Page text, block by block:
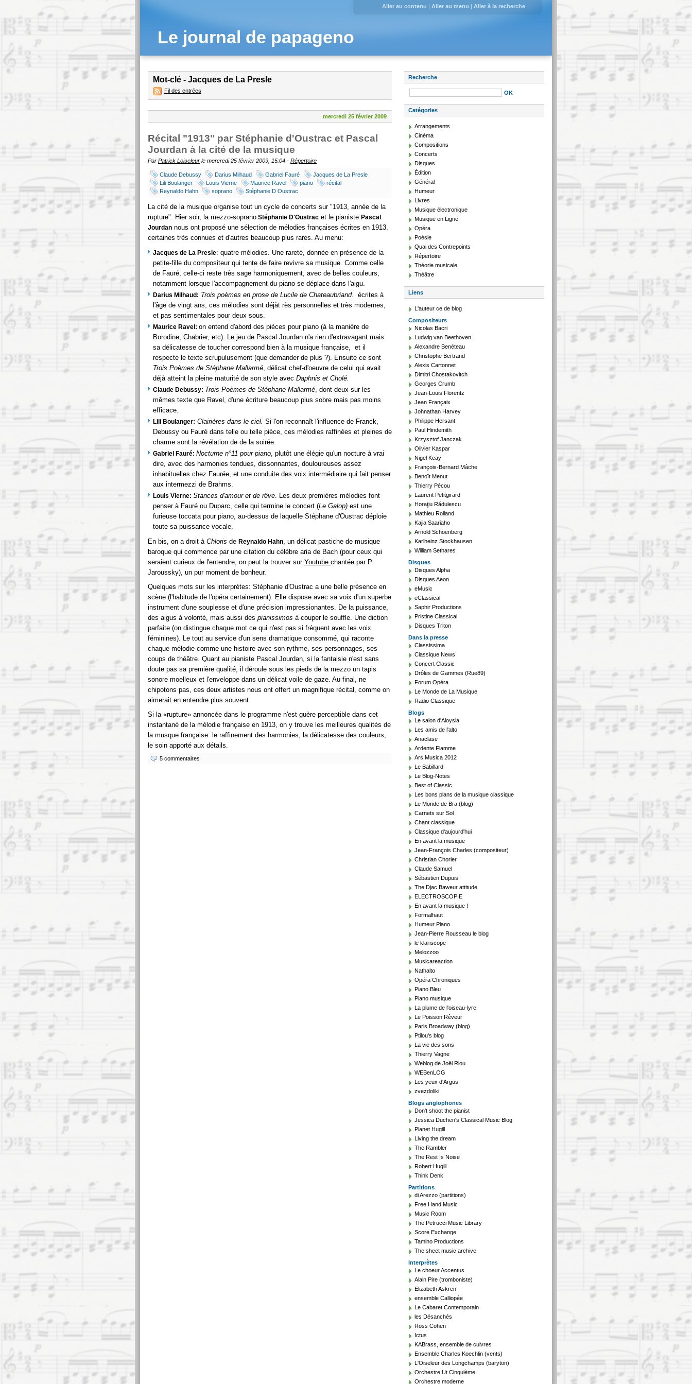
Le journal de papageno
Aller au contenu | Aller au menu | Aller à la recherche
Mot-clé - Jacques de La Presle
Fil des entrées
mercredi 25 février 2009
Récital "1913" par Stéphanie d'Oustrac et Pascal
Jourdan à la cité de la musique
Par Patrick Loiseleur le mercredi 25 février 2009, 15:04 - Répertoire
Claude Debussy Darius Milhaud Gabriel Fauré
Jacques de La Presle
Lili Boulanger
Louis Vierne Maurice Ravel piano
récital
Reynaldo Hahn
soprano Stéphanie D Oustrac
La cité de la musique organise tout un cycle de concerts sur "1913, année de la
rupture". Hier soir, la mezzo-soprano Stéphanie D'Oustrac et le pianiste Pascal
Jourdan nous ont proposé une sélection de mélodies françaises écrites en 1913,
certaines très connues et d'autres beaucoup plus rares. Au menu:
Jacques de La Presle: quatre mélodies. Une rareté, donnée en présence de la
petite-fille du compositeur qui tente de faire revivre sa musique. Comme celle
de Fauré, celle-ci reste très sage harmoniquement, avec de belles couleurs,
notamment lorsque l'accompagnement du piano se déplace dans l'aigu.
Darius Milhaud: Trois poèmes en prose de Lucile de Chateaubriand.
écrites à
l'âge de vingt ans, ces mélodies sont déjàt rès personnelles et très modernes,
et pas sentimentales pour deux sous.
Maurice Ravel: on entend d'abord des pièces pour piano (à la manière de
Borodine, Chabrier, etc). Le jeu de Pascal Jourdan n'a rien d'extravagant mais
sa délicatesse de toucher correspond bien à la musique française, et il
respecte le texte scrupulusement (que demander de plus ?). Ensuite ce sont
Trois Poèmes de Stéphane Mallarmé, délicat chef-d'oeuvre de celui qui avait
déjà atteint la pleine maturité de son style avec Daphnis et Cholé.
Claude Debussy: Trois Poèmes de Stéphane Mallarmé, dont deux sur les
mêmes texte que Ravel, d'une écriture beaucoup plus sobre mais pas moins
efficace.
Lili Boulanger: Clairières dans le ciel. Si l'on reconnaît l'influence de Franck,
Debussy ou Fauré dans telle ou telle pièce, ces mélodies raffinées et pleines de
charme sont la révélation de de la soirée.
Gabriel Fauré: Nocturne n°11 pour piano, plutôt une élégie qu'un nocture à vrai
dire, avec des harmonies tendues, dissonnantes, douloureuses assez
inhabituelles chez Faurée, et une conduite des voix intermédiaire qui fait penser
aux intermezzi de Brahms.
Louis Vierne: Stances d'amour et de rêve. Les deux premières mélodies font
penser à Fauré ou Duparc, celle qui termine le concert (Le Galop) est une
furieuse toccata pour piano, au-dessus de laquelle Stéphane d'Oustrac déploie
toute sa puissance vocale.
En bis, on a droit à Chloris de Reynaldo Hahn, un délicat pastiche de musique
baroque qui commence par une citation du célèbre aria de Bach (pour ceux qui
seraient curieux de l'entendre, on peut la trouver sur Youtube chantée par P.
Jaroussky), un pur moment de bonheur.
Quelques mots sur les interprètes: Stéphanie d'Oustrac a une belle présence en
scène (l'habitude de l'opéra certainement). Elle dispose avec sa voix d'un superbe
instrument d'une souplesse et d'une précision impressionantes. De la puissance,
des aigus à volonté, mais aussi des pianissimos à couper le souffle. Une diction
parfaite (on distingue chaque mot ce qui n'est pas si fréquent avec les voix
féminines). Le tout au service d'un sens dramatique consommé, qui raconte
chaque mélodie comme une histoire avec son rythme, ses personnages, ses
coups de théâtre. Quant au pianiste Pascal Jourdan, si la fantaisie n'est sans
doute pas sa première qualité, il déroule sous les pieds de la mezzo un tapis
sonore moelleux et l'enveloppe dans un délicat voile de gaze. Au final, ne
chipotons pas, ces deux artistes nous ont offert un magnifique récital, comme on
aimerait en entendre plus souvent.
Si la
rupture
annoncée dans le programme n'est guère perceptible dans cet
instantané de la mélodie française en 1913, on y trouve les meilleures qualités de
la musque française: le raffinement des harmonies, la délicatesse des couleurs,
le soin apporté aux détails.
5 commentaires
Recherche
Catégories
Arrangements
Cinéma
Compositions
Concerts
Disques
Édition
Général
Humeur
Livres
Musique électronique
Musique en Ligne
Opéra
Poésie
Quai des Contrepoints
Répertoire
Théorie musicale
Théâtre
Liens
L'auteur ce de blog
Compositeurs
Nicolas Bacri
Ludwig van Beethoven
Alexandre Benéteau
Christophe Bertrand
Alexis Cartonnet
Dimitri Chostakovitch
Georges Crumb
Jean-Louis Florentz
Jean Françaix
Johnathan Harvey
Philippe Hersant
Paul Hindemith
Krzysztof Janczak
Olivier Kaspar
Nigel Keay
François-Bernard Mâche
Benoît Menut
Thierry Pécou
Laurent Petitgirard
Horaţiu Rădulescu
Mathieu Rolland
Kajia Saariaho
Arnold Schoenberg
Karlheinz Stockhausen
William Sethares
Disques
Disques Alpha
Disques Aeon
eMusic
eClassical
Saphir Productions
Pristine Classical
Disques Triton
Dans la presse
Classissima
Classique News
Concert Classic
Drôles de Gammes (Rue89)
Forum Opéra
Le Monde de La Musique
Radio Classique
Blogs
Le salon d'Aloysia
Les amis de l'alto
Anaclase
Ardente Flamme
Ars Musica 2012
Le Babillard
Le Blog-Notes
Best of Classic
Les bons plans de la musique classique
Le Monde de Bra (blog)
Carnets sur Sol
Chant classique
Classique d'aujourd'hui
En avant la musique
Jean-François Charles (compositeur)
Christian Chorier
Claude Samuel
Sébastien Dupuis
The Djac Baweur attitude
ELECTROSCOPIE
En avant la musique !
Formalhaut
Humeur Piano
Jean-Pierre Rousseau le blog
le klariscope
Melozzoo
Musicareaction
Nathalto
Opéra Chroniques
Piano Bleu
Piano musique
La plume de l'oiseau-lyre
Le Poisson Rêveur
Paris Broadway (blog)
Ptilou's blog
La vie des sons
Thierry Vagne
Weblog de Joël Riou
WEBenLOG
Les yeux d'Argus
zvezdoliki
Blogs anglophones
Don't shoot the pianist
Jessica Duchen's Classical Music Blog
Planet Hugill
Living the dream
The Rambler
The Rest Is Noise
Robert Hugill
Think Denk
Partitions
di Arezzo (partitions)
Free Hand Music
Music Room
The Petrucci Music Library
Score Exchange
Tamino Productions
The sheet music archive
Interprètes
Le choeur Accentus
Alain Pire (tromboniste)
Elizabeth Askren
ensemble Calliopée
Le Cabaret Contemporain
les Désanchés
Ross Cohen
Ictus
KABrass, ensemble de cuivres
Ensemble Charles Koechlin (vents)
L'Oiseleur des Longchamps (baryton)
Orchestre Ut Cinquième
Orchestre moderne